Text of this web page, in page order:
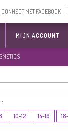
CONNECT MET FACEBOOK
MIJN ACCOUNT
10-12 14-16